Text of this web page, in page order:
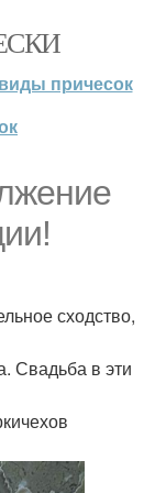
виды причесок
сходство,
Свадьба в эти